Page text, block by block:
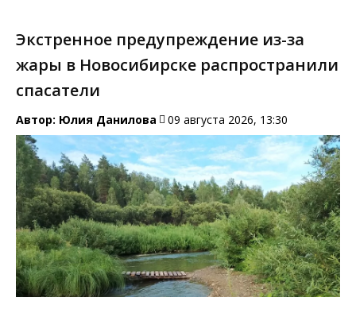
Экстренное предупреждение из-за
жары в Новосибирске распространили
спасатели
Автор: Юлия Данилова 09 августа 2026, 13:30